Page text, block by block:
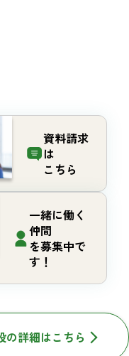
資料請求
は
こちら
一緒に働く
仲間
を募集中で
す！
の詳細はこちら